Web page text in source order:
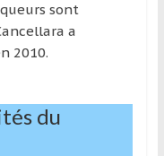
sont
a
2010.
du